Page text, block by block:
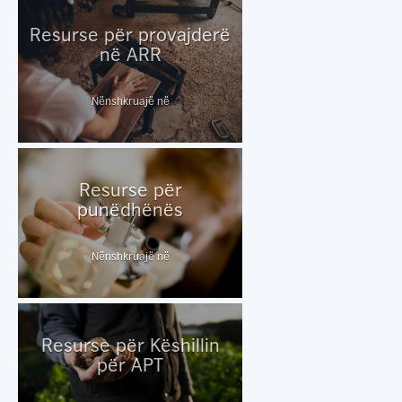
Resurse për provajderë
në ARR
Nënshkruajë në
Resurse për
punëdhënës
Nënshkruajë në
Resurse për Këshillin
për APT